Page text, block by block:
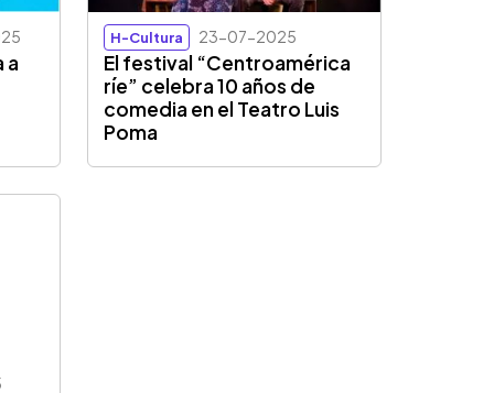
a
H-Cultura 23-07-2025
El festival “Centroamérica
ríe” celebra 10 años de
comedia en el Teatro Luis
Poma